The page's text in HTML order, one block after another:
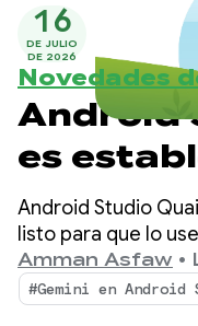
16
DE JULIO
DE 2026
Novedades
Android
es
varias
agente
Android
Android Studio
listo para que lo
genera un cambio
de agentes
de fuga de
Amman Asfaw •
#Gemini en Android